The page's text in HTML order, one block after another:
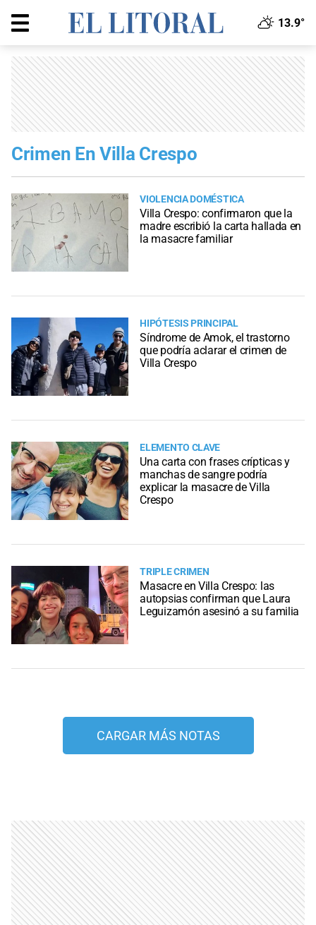
13.9°
Crimen En Villa Crespo
VIOLENCIA DOMÉSTICA
Villa Crespo: confirmaron que la
madre escribió la carta hallada en
la masacre familiar
HIPÓTESIS PRINCIPAL
Síndrome de Amok, el trastorno
que podría aclarar el crimen de
Villa Crespo
ELEMENTO CLAVE
Una carta con frases crípticas y
manchas de sangre podría
explicar la masacre de Villa
Crespo
TRIPLE CRIMEN
Masacre en Villa Crespo: las
autopsias confirman que Laura
Leguizamón asesinó a su familia
CARGAR MÁS NOTAS